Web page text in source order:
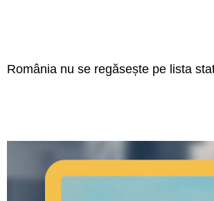
România nu se regăsește pe lista